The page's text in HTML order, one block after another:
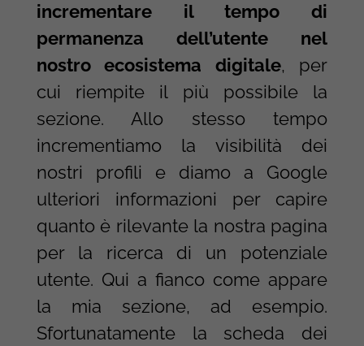
incrementare il tempo di
permanenza dell’utente nel
nostro ecosistema digitale, per
cui riempite il più possibile la
sezione. Allo stesso tempo
incrementiamo la visibilità dei
nostri profili e diamo a Google
ulteriori informazioni per capire
quanto è rilevante la nostra pagina
per la ricerca di un potenziale
utente. Qui a fianco come appare
la mia sezione, ad esempio.
Sfortunatamente la scheda dei